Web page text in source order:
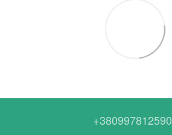
+380997812590